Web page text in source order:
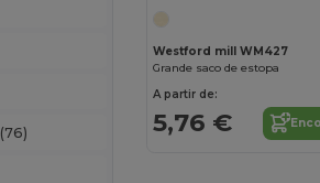
(76)
Westford mill WM427
Grande saco de estopa
A partir de:
5,76 €